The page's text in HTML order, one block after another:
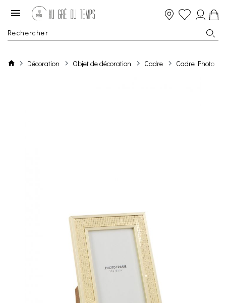
Décoration Objet de décoration Cadre Cadre Photo